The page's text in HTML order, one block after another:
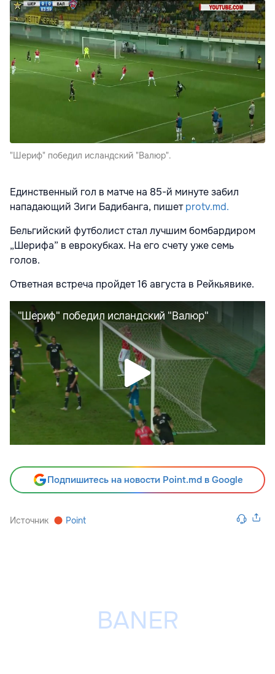
"Шериф" победил исландский "Валюр".
Единственный гол в матче на 85-й минуте забил
нападающий Зиги Бадибанга, пишетprotv.md.
Бельгийский футболист стал лучшим бомбардиром
„Шерифа” в еврокубках. На его счету уже семь
голов.
Ответная встреча пройдет 16 августа в Рейкьявике.
Подпишитесь на новости Point.md в Google
Источник Point